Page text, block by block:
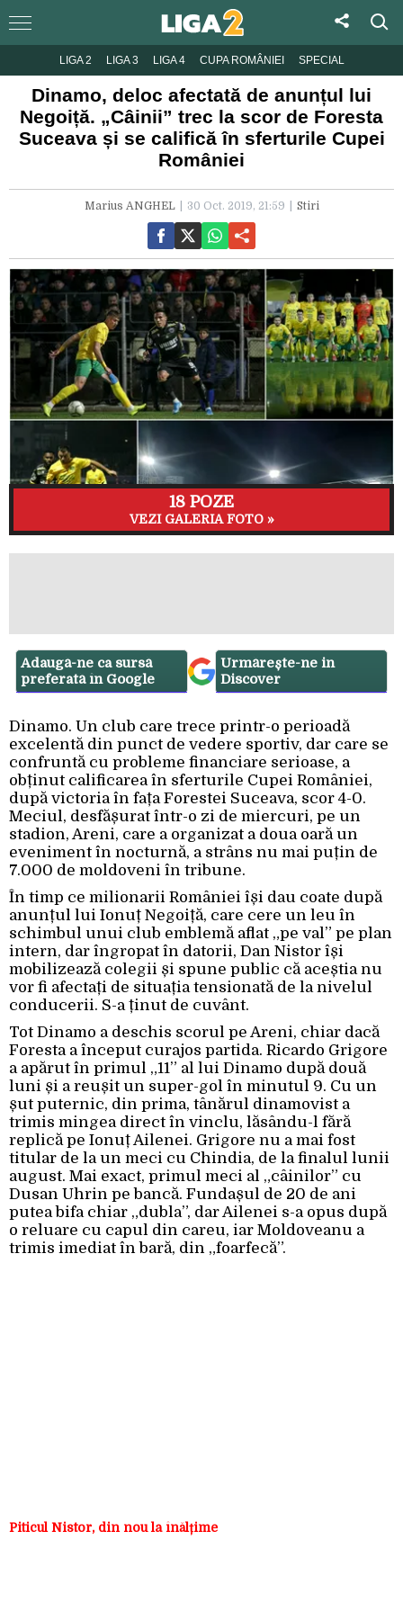
LIGA 2 LIGA 3 LIGA 4 CUPA ROMÂNIEI SPECIAL
Dinamo, deloc afectată de anunțul lui
Negoiță. „Câinii” trec la scor de Foresta
Suceava și se califică în sferturile Cupei
României
Marius ANGHEL 30 Oct. 2019, 21:59 Stiri
18 POZE
VEZI GALERIA FOTO »
Adaugă-ne ca sursă
preferată în Google
Urmărește-ne in
Discover
Dinamo. Un club care trece printr-o perioadă
excelentă din punct de vedere sportiv, dar care se
confruntă cu probleme financiare serioase, a
obținut calificarea în sferturile Cupei României,
după victoria în fața Forestei Suceava, scor 4-0.
Meciul, desfășurat într-o zi de miercuri, pe un
stadion, Areni, care a organizat a doua oară un
eveniment în nocturnă, a strâns nu mai puțin de
7.000 de moldoveni în tribune.
În timp ce milionarii României își dau coate după
anunțul lui Ionuț Negoiță, care cere un leu în
schimbul unui club emblemă aflat „pe val” pe plan
intern, dar îngropat în datorii, Dan Nistor își
mobilizează colegii și spune public că aceștia nu
vor fi afectați de situația tensionată de la nivelul
conducerii. S-a ținut de cuvânt.
Tot Dinamo a deschis scorul pe Areni, chiar dacă
Foresta a început curajos partida. Ricardo Grigore
a apărut în primul „11” al lui Dinamo după două
luni și a reușit un super-gol în minutul 9. Cu un
șut puternic, din prima, tânărul dinamovist a
trimis mingea direct în vinclu, lăsându-l fără
replică pe Ionuț Ailenei. Grigore nu a mai fost
titular de la un meci cu Chindia, de la finalul lunii
august. Mai exact, primul meci al „câinilor” cu
Dusan Uhrin pe bancă. Fundașul de 20 de ani
putea bifa chiar „dubla”, dar Ailenei s-a opus după
o reluare cu capul din careu, iar Moldoveanu a
trimis imediat în bară, din „foarfecă”.
Piticul Nistor, din nou la înălțime